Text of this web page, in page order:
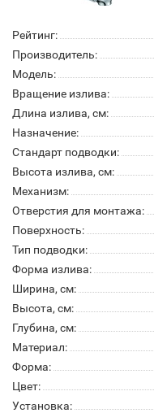
Рейтинг:
Производитель:
Модель:
Вращение излива:
Длина излива, см:
Назначение:
Стандарт подводки:
Высота излива, см:
Механизм:
Отверстия для монтажа:
Поверхность:
Тип подводки:
Форма излива:
Ширина, см:
Высота, см:
Глубина, см:
Материал:
Форма:
Цвет:
Установка: